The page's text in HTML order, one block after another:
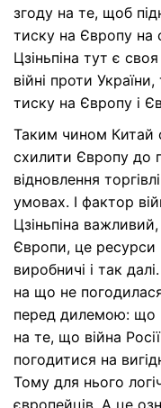
згоду на те, щоб
тиску на Європу на
Цзіньпіна тут є
війні проти
тиску на Європу і
Таким чином Китай
схилити Європу до
відновлення
умовах. І фактор
Цзіньпіна
Європи, це ресурси
виробничі і так
на що не
перед дилемою: що
на те, що війна
погодитися на
Тому для нього
європейців. А це